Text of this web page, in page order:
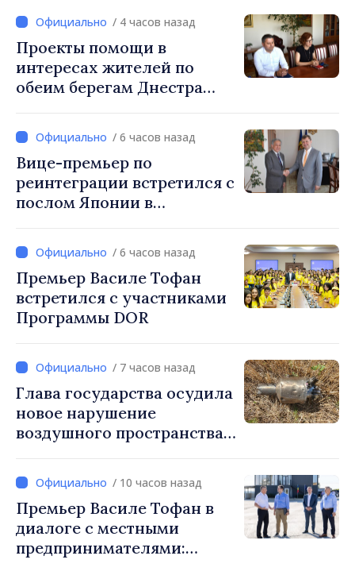
/ 4 часов назад
Проекты помощи в
интересах жителей по
обеим берегам Днестра
вице-премьера с
постоянным
представителем ПРООН в
Республике Молдова
Даниелой Гаспариковой
/ 6 часов назад
Вице-премьер по
реинтеграции встретился с
послом Японии в
/ 6 часов назад
Премьер Василе Тофан
встретился с участниками
Программы DOR
/ 7 часов назад
Глава государства осудила
новое нарушение
воздушного пространства:
затрагивает нас
/ 10 часов назад
Премьер Василе Тофан в
диалоге с местными
предпринимателями: